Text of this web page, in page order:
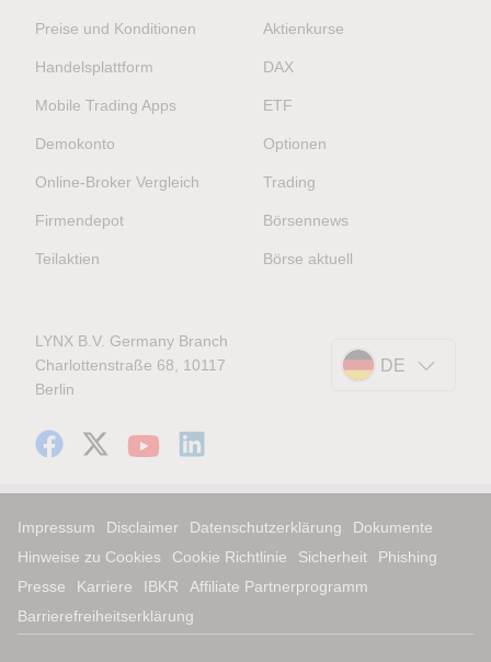
Preise und Konditionen
Handelsplattform
Mobile Trading Apps
Demokonto
Online-Broker Vergleich
Firmendepot
Teilaktien
Aktienkurse
DAX
ETF
Optionen
Trading
Börsennews
Börse aktuell
LYNX B.V. Germany Branch
Charlottenstraße 68, 10117
Berlin
DE
Impressum Disclaimer Datenschutzerklärung
Dokumente
Hinweise zu Cookies
Cookie Richtlinie Sicherheit
Phishing
Presse
Karriere IBKR
Affiliate Partnerprogramm
Barrierefreiheitserklärung